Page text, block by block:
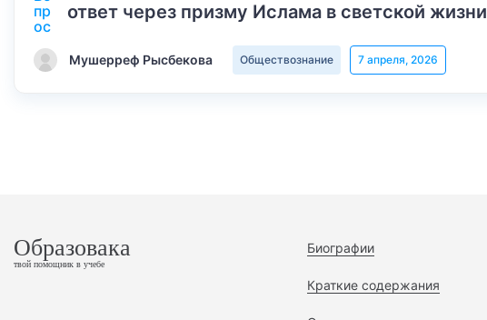
ответ через призму Ислама в светской жизни
Мушерреф Рысбекова Обществознание 7 апреля, 2026
Образовака
твой помощник в учебе
Биографии
Краткие содержания